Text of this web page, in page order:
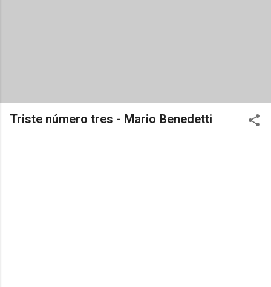
Triste número tres - Mario Benedetti